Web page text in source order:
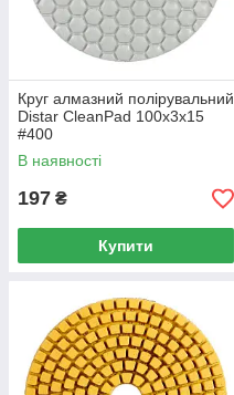
Круг алмазний полірувальний
Distar CleanPad 100x3x15
#400
В наявності
197 ₴
Купити